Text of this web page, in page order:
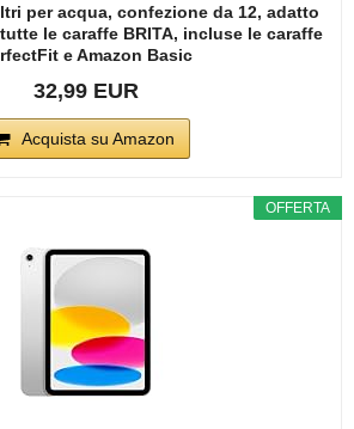
per acqua, confezione da 12, adatto
le caraffe BRITA, incluse le caraffe
e Amazon Basic
32,99 EUR
Acquista su Amazon
OFFERTA